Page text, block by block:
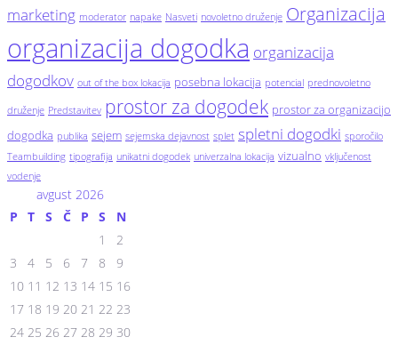
marketing moderator napake Nasveti novoletno druženje Organizacija
organizacija dogodka organizacija
dogodkov out of the box lokacija posebna lokacija potencial prednovoletno
druženje Predstavitev prostor za dogodek prostor za organizacijo
dogodka publika sejem sejemska dejavnost splet spletni dogodki sporočilo
Teambuilding tipografija unikatni dogodek univerzalna lokacija vizualno vključenost
vodenje
avgust 2026
P
T S Č P S
N
1
2
3
4 5 6 7 8
9
10 11 12 13 14 15 16
17 18 19 20 21 22 23
24 25 26 27 28 29 30